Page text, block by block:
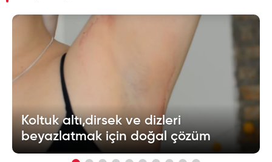
Koltuk altı,dirsek ve dizleri
beyazlatmak için doğal çözüm